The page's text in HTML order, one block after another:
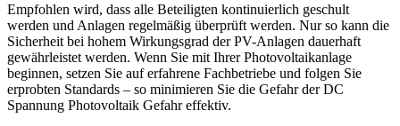
Empfohlen wird, dass alle Beteiligten kontinuierlich geschult
werden und Anlagen regelmäßig überprüft werden. Nur so kann die
Sicherheit bei hohem Wirkungsgrad der PV-Anlagen dauerhaft
gewährleistet werden. Wenn Sie mit Ihrer Photovoltaikanlage
beginnen, setzen Sie auf erfahrene Fachbetriebe und folgen Sie
erprobten Standards – so minimieren Sie die Gefahr der DC
Spannung Photovoltaik Gefahr effektiv.